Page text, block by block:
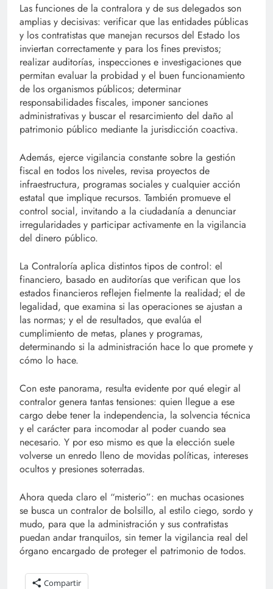
Las funciones de la contralora y de sus delegados son
amplias y decisivas: verificar que las entidades públicas
y los contratistas que manejan recursos del Estado los
inviertan correctamente y para los fines previstos;
realizar auditorías, inspecciones e investigaciones que
permitan evaluar la probidad y el buen funcionamiento
de los organismos públicos; determinar
responsabilidades fiscales, imponer sanciones
administrativas y buscar el resarcimiento del daño al
patrimonio público mediante la jurisdicción coactiva.
Además, ejerce vigilancia constante sobre la gestión
fiscal en todos los niveles, revisa proyectos de
infraestructura, programas sociales y cualquier acción
estatal que implique recursos. También promueve el
control social, invitando a la ciudadanía a denunciar
irregularidades y participar activamente en la vigilancia
del dinero público.
La Contraloría aplica distintos tipos de control: el
financiero, basado en auditorías que verifican que los
estados financieros reflejen fielmente la realidad; el de
legalidad, que examina si las operaciones se ajustan a
las normas; y el de resultados, que evalúa el
cumplimiento de metas, planes y programas,
determinando si la administración hace lo que promete y
cómo lo hace.
Con este panorama, resulta evidente por qué elegir al
contralor genera tantas tensiones: quien llegue a ese
cargo debe tener la independencia, la solvencia técnica
y el carácter para incomodar al poder cuando sea
necesario. Y por eso mismo es que la elección suele
volverse un enredo lleno de movidas políticas, intereses
ocultos y presiones soterradas.
Ahora queda claro el “misterio”: en muchas ocasiones
se busca un contralor de bolsillo, al estilo ciego, sordo y
mudo, para que la administración y sus contratistas
puedan andar tranquilos, sin temer la vigilancia real del
órgano encargado de proteger el patrimonio de todos.
Compartir